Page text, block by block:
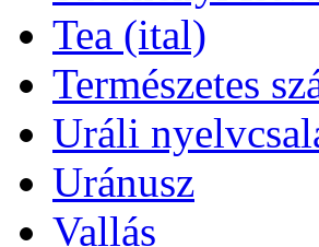
Tea (ital)
Természetes
Uráli
Uránusz
Vallás